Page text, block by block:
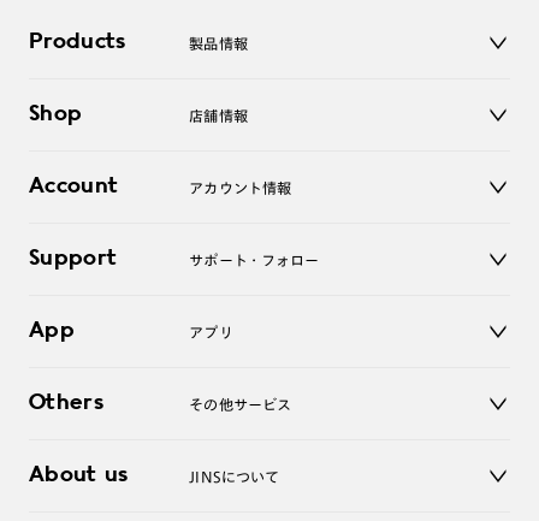
Products 製品情報
サングラス
コンタクトレンズ
アクセサリー
Shop 店舗情報
オンラインショップ
Account アカウント情報
ログアウト
Support サポート・フォロー
よくあるご質問
お問い合わせ
App アプリ
Others その他サービス
レンズ交換
About us JINSについて